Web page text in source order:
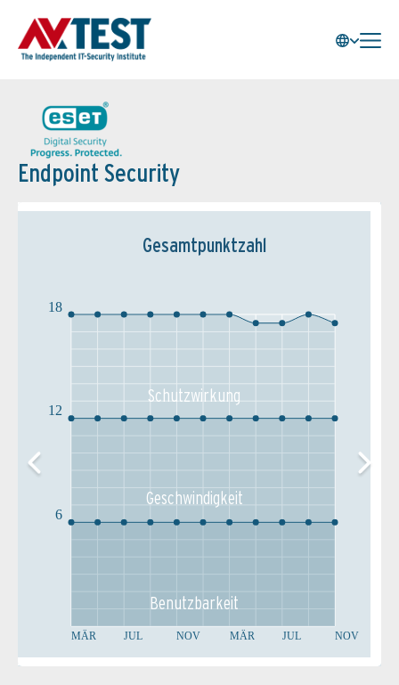
Endpoint Security
Gesamtpunktzahl
MÄR JUL NOV MÄR JUL NOV
6
12
18
Schutz­wirkung
Geschw­indigkeit
Benutz­barkeit